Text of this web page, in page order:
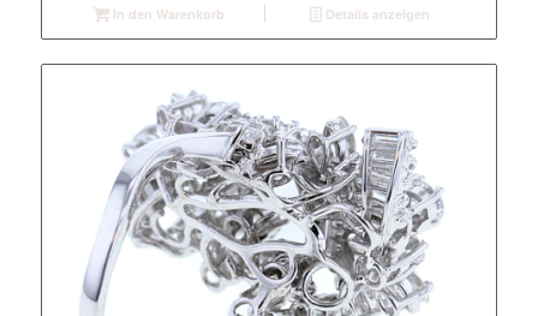
In den Warenkorb Details anzeigen